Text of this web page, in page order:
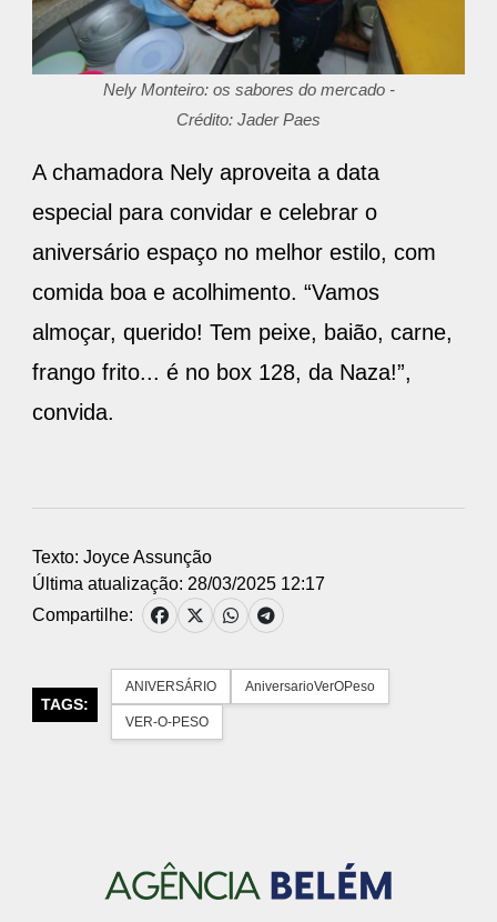
Nely Monteiro: os sabores do mercado -
Crédito: Jader Paes
A chamadora Nely aproveita a data
especial para convidar e celebrar o
aniversário espaço no melhor estilo, com
comida boa e acolhimento. “Vamos
almoçar, querido! Tem peixe, baião, carne,
frango frito... é no box 128, da Naza!”,
convida.
Texto: Joyce Assunção
Última atualização: 28/03/2025 12:17
Compartilhe:
TAGS:
ANIVERSÁRIO AniversarioVerOPeso
VER-O-PESO